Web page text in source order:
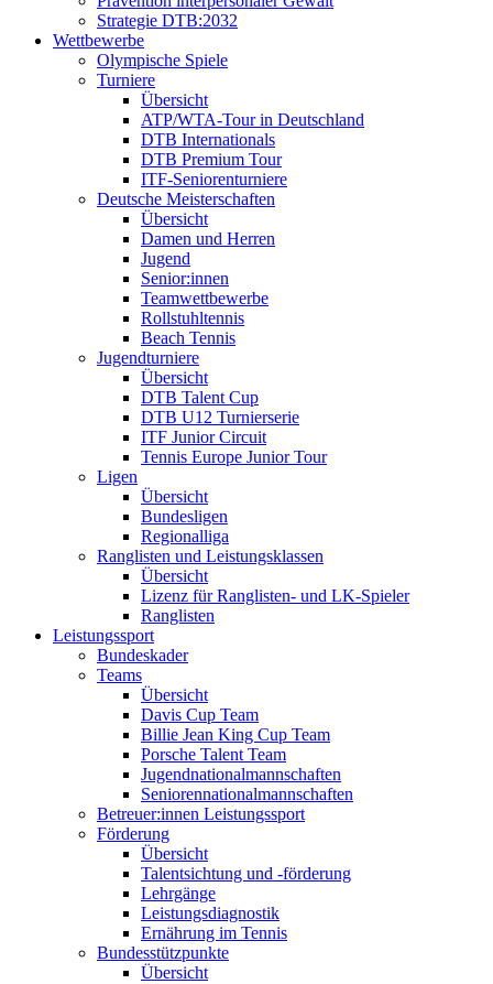
Strategie DTB:2032
Wettbewerbe
Olympische Spiele
Turniere
Übersicht
ATP/WTA-Tour in Deutschland
DTB Internationals
DTB Premium Tour
ITF-Seniorenturniere
Deutsche Meisterschaften
Übersicht
Damen und Herren
Jugend
Senior:innen
Teamwettbewerbe
Rollstuhltennis
Beach Tennis
Jugendturniere
Übersicht
DTB Talent Cup
DTB U12 Turnierserie
ITF Junior Circuit
Tennis Europe Junior Tour
Ligen
Übersicht
Bundesligen
Regionalliga
Ranglisten und Leistungsklassen
Übersicht
Lizenz für Ranglisten- und LK-Spieler
Ranglisten
Leistungssport
Bundeskader
Teams
Übersicht
Davis Cup Team
Billie Jean King Cup Team
Porsche Talent Team
Jugendnationalmannschaften
Seniorennationalmannschaften
Betreuer:innen Leistungssport
Förderung
Übersicht
Talentsichtung und -förderung
Lehrgänge
Leistungsdiagnostik
Ernährung im Tennis
Bundesstützpunkte
Übersicht